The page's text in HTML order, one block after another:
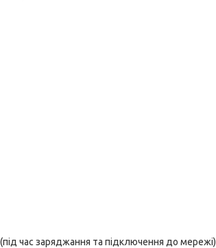
час заряджання та підключення до мережі)